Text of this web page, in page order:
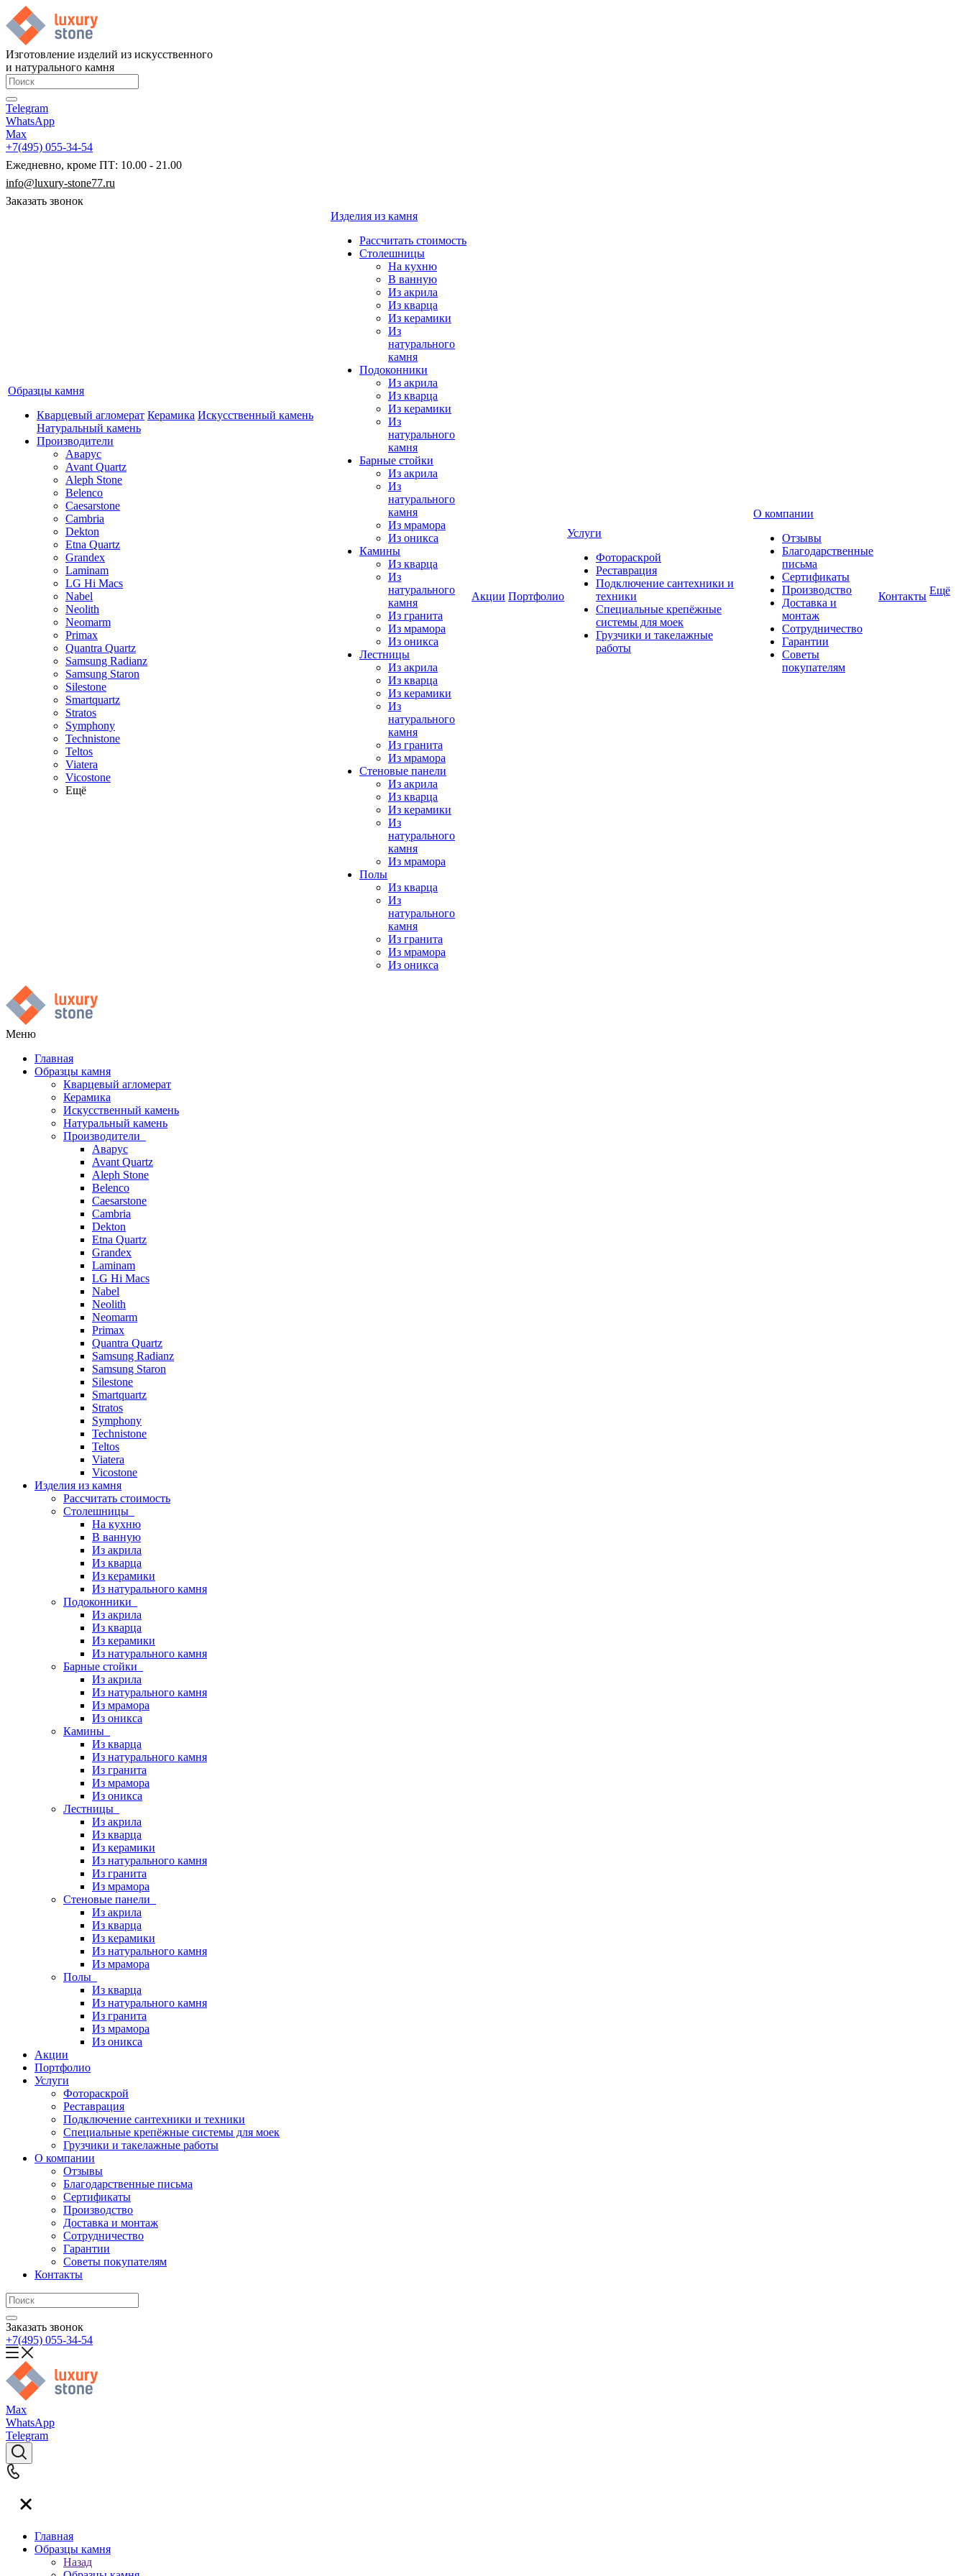
Изготовление изделий из искусственного
и натурального камня
Telegram
WhatsApp
Max
+7(495) 055-34-54
Ежедневно, кроме ПТ: 10.00 - 21.00
info@luxury-stone77.ru
Заказать звонок
Образцы камня
Кварцевый агломерат Керамика Искусственный камень
Натуральный камень
Производители
Аварус
Avant Quartz
Aleph Stone
Belenco
Caesarstone
Cambria
Dekton
Etna Quartz
Grandex
Laminam
LG Hi Macs
Nabel
Neolith
Neomarm
Primax
Quantra Quartz
Samsung Radianz
Samsung Staron
Silestone
Smartquartz
Stratos
Symphony
Technistone
Teltos
Viatera
Vicostone
Ещё
Изделия из камня
Рассчитать стоимость
Столешницы
На кухню
В ванную
Из акрила
Из кварца
Из керамики
Из
натурального
камня
Подоконники
Из акрила
Из кварца
Из керамики
Из
натурального
камня
Барные стойки
Из акрила
Из
натурального
камня
Из мрамора
Из оникса
Камины
Из кварца
Из
натурального
камня
Из гранита
Из мрамора
Из оникса
Лестницы
Из акрила
Из кварца
Из керамики
Из
натурального
камня
Из гранита
Из мрамора
Стеновые панели
Из акрила
Из кварца
Из керамики
Из
натурального
камня
Из мрамора
Полы
Из кварца
Из
натурального
камня
Из гранита
Из мрамора
Из оникса
Акции Портфолио
Услуги
Фотораскрой
Реставрация
Подключение сантехники и
техники
Специальные крепёжные
системы для моек
Грузчики и такелажные
работы
О компании
Отзывы
Благодарственные
письма
Сертификаты
Производство
Доставка и
монтаж
Сотрудничество
Гарантии
Советы
покупателям
Контакты Ещё
Меню
Главная
Образцы камня
Кварцевый агломерат
Керамика
Искусственный камень
Натуральный камень
Производители
Аварус
Avant Quartz
Aleph Stone
Belenco
Caesarstone
Cambria
Dekton
Etna Quartz
Grandex
Laminam
LG Hi Macs
Nabel
Neolith
Neomarm
Primax
Quantra Quartz
Samsung Radianz
Samsung Staron
Silestone
Smartquartz
Stratos
Symphony
Technistone
Teltos
Viatera
Vicostone
Изделия из камня
Рассчитать стоимость
Столешницы
На кухню
В ванную
Из акрила
Из кварца
Из керамики
Из натурального камня
Подоконники
Из акрила
Из кварца
Из керамики
Из натурального камня
Барные стойки
Из акрила
Из натурального камня
Из мрамора
Из оникса
Камины
Из кварца
Из натурального камня
Из гранита
Из мрамора
Из оникса
Лестницы
Из акрила
Из кварца
Из керамики
Из натурального камня
Из гранита
Из мрамора
Стеновые панели
Из акрила
Из кварца
Из керамики
Из натурального камня
Из мрамора
Полы
Из кварца
Из натурального камня
Из гранита
Из мрамора
Из оникса
Акции
Портфолио
Услуги
Фотораскрой
Реставрация
Подключение сантехники и техники
Специальные крепёжные системы для моек
Грузчики и такелажные работы
О компании
Отзывы
Благодарственные письма
Сертификаты
Производство
Доставка и монтаж
Сотрудничество
Гарантии
Советы покупателям
Контакты
Заказать звонок
+7(495) 055-34-54
Max
WhatsApp
Telegram
Главная
Образцы камня
Назад